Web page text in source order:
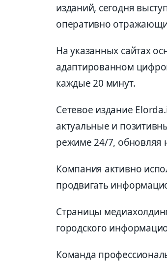
изданий, сегодня
оперативно
На указанных сайтах
адаптированном
каждые 20 минут.
Сетевое издание
актуальные и
режиме 24/7, обновляя
Компания активно
продвигать
Страницы
городского
Команда